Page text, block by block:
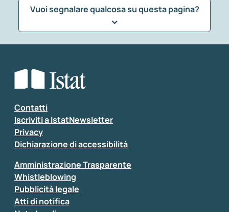
Vuoi segnalare qualcosa su questa pagina?
Seleziona la tipologia della segnalazione
Inserisci il tuo commento
Contatti
Iscriviti a IstatNewsletter
Privacy
Dichiarazione di accessibilità
Amministrazione Trasparente
Whistleblowing
Pubblicità legale
Atti di notifica